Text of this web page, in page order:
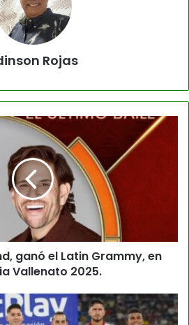
Rojas
ganó el Latin Grammy, en
Vallenato 2025.